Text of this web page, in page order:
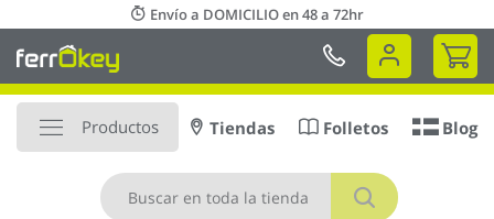
al
contenido
Envío a DOMICILIO en 48 a 72hr
Mi
Productos
Buscar
Tiendas Folletos Blog